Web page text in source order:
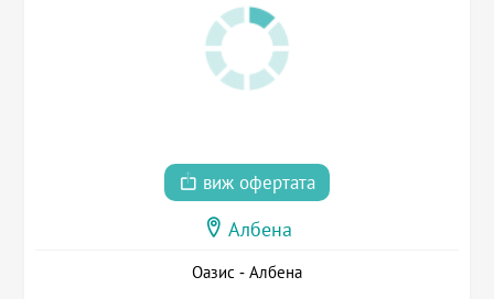
виж офертата
Албена
Оазис - Албена